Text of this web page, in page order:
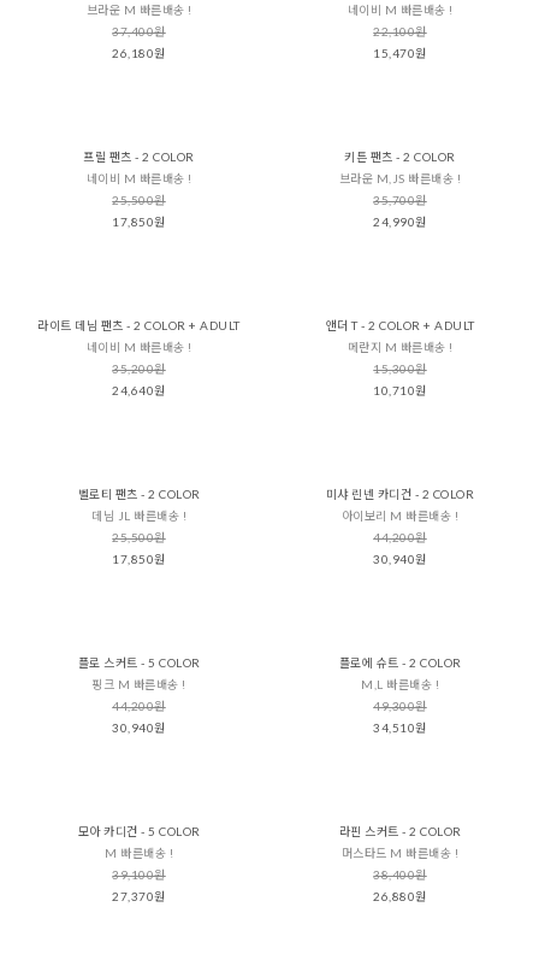
브라운 M 빠른배송 !
37,400원
26,180원
네이비 M 빠른배송 !
22,100원
15,470원
프릴 팬츠 - 2 COLOR
네이비 M 빠른배송 !
25,500원
17,850원
키튼 팬츠 - 2 COLOR
브라운 M,JS 빠른배송 !
35,700원
24,990원
라이트 데님 팬츠 - 2 COLOR + ADULT
네이비 M 빠른배송 !
35,200원
24,640원
앤더 T - 2 COLOR + ADULT
메란지 M 빠른배송 !
15,300원
10,710원
벨로티 팬츠 - 2 COLOR
데님 JL 빠른배송 !
25,500원
17,850원
미샤 린넨 카디건 - 2 COLOR
아이보리 M 빠른배송 !
44,200원
30,940원
플로 스커트 - 5 COLOR
핑크 M 빠른배송 !
44,200원
30,940원
플로에 슈트 - 2 COLOR
M,L 빠른배송 !
49,300원
34,510원
모아 카디건 - 5 COLOR
M 빠른배송 !
39,100원
27,370원
라핀 스커트 - 2 COLOR
머스타드 M 빠른배송 !
38,400원
26,880원